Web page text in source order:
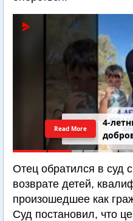
4-
Read More
Отец обратился в суд
возврате детей,
произошедшее как
Суд постановил, что